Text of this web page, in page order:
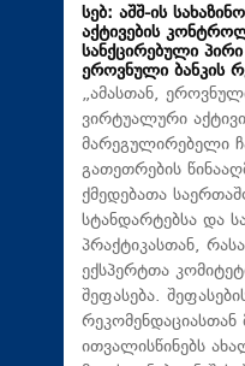
სებ: აშშ-ის
აქტივების
სანქცირებული
ეროვნული ბანკის
„ამასთან,
ვირტუალური
მარეგულირებელი
გათეთრების
ქმედებათა
სტანდარტებსა და
პრაქტიკასთან,
ექსპერტთა
შეფასება.
ითვალისწინებს